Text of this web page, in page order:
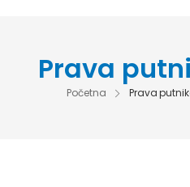
Prava
Početna Prava